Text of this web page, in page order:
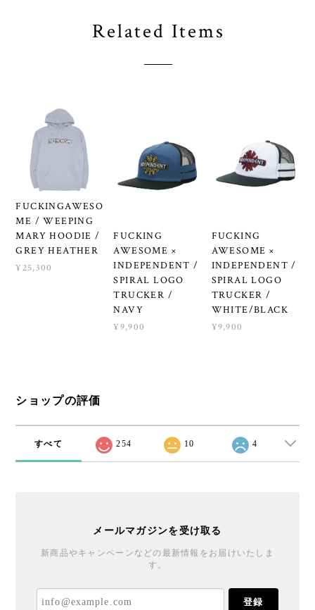
Related Items
FUCKINGAWESO
ME / WEEPING
MARY HOODIE /
GREY HEATHER
¥25,300
FUCKING
AWESOME ×
INDEPENDENT /
SPIRAL LOGO
TRUCKER /
NAVY
¥9,900
FUCKING
AWESOME ×
INDEPENDENT /
SPIRAL LOGO
TRUCKER /
WHITE/BLACK
¥9,900
ショップの評価
すべて 254 10 4
メールマガジンを受け取る
新商品やキャンペーンなどの最新情報をお届けいたしま
す。
登録